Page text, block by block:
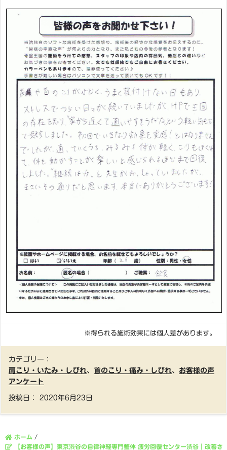
※得られる施術効果には個人差があります。
カテゴリー：
肩こり・いたみ・しびれ 、 首のこり・痛み・しびれ 、 お客様の声
アンケート
投稿日： 2020年6月23日
ホーム /
【お客様の声】東京渋谷の自律神経専門整体 疲労回復センター渋谷｜改善さ